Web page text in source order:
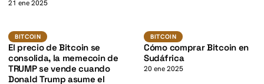
21 ene 2025
BITCOIN BTC
BITCOIN
El precio de Bitcoin se
consolida, la memecoin de
TRUMP se vende cuando
Donald Trump asume el
BITCOIN
BITCOIN
Cómo comprar Bitcoin en
Sudáfrica
20 ene 2025